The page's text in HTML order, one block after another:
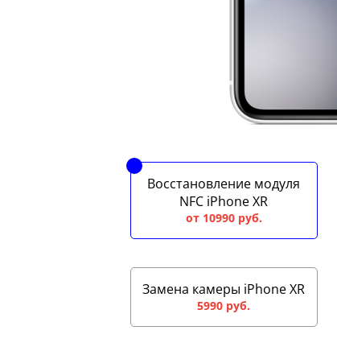
Восстановление модуля
NFC iPhone XR
от 10990 руб.
Замена камеры iPhone XR
5990 руб.